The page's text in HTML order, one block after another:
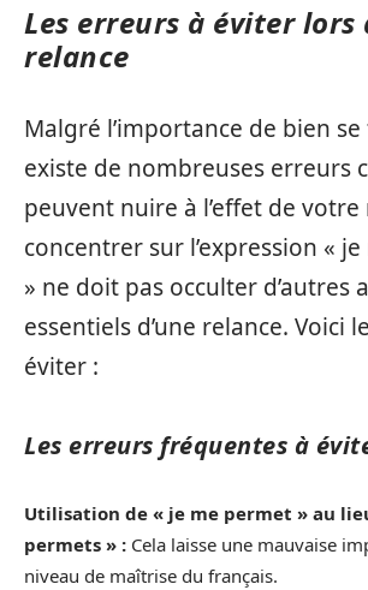
Les erreurs à éviter lors
relance
Malgré l’importance de bien
existe de nombreuses erreurs
peuvent nuire à l’effet de votre
concentrer sur l’expression «
» ne doit pas occulter d’autres
essentiels d’une relance. Voici
éviter :
Les erreurs fréquentes à
Utilisation de « je me permet » au
permets » : Cela laisse une mauvaise
niveau de maîtrise du français.